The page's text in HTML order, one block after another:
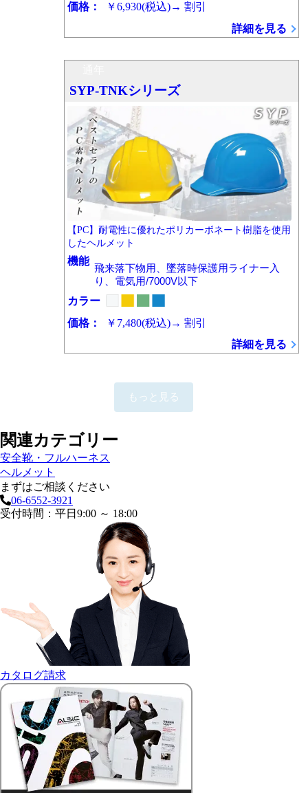
価格：
￥6,930(税込)→割引
詳細を見る
SYP-TNKシリーズ
【PC】耐電性に優れたポリカーボネート樹脂を使用
したヘルメット
機能
飛来落下物用、墜落時保護用ライナー入
り、電気用/7000V以下
カラー
価格：
￥7,480(税込)→割引
詳細を見る
もっと見る
関連カテゴリー
安全靴・フルハーネス
ヘルメット
まずはご相談ください
06-6552-3921
受付時間：平日9:00 ～ 18:00
カタログ請求